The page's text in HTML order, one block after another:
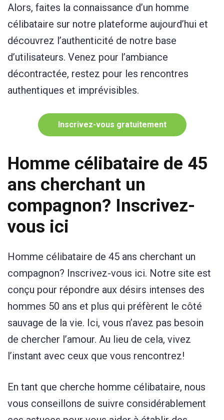
Alors, faites la connaissance d’un homme
célibataire sur notre plateforme aujourd’hui et
découvrez l’authenticité de notre base
d’utilisateurs. Venez pour l’ambiance
décontractée, restez pour les rencontres
authentiques et imprévisibles.
Inscrivez-vous gratuitement
Homme célibataire de 45
ans cherchant un
compagnon? Inscrivez-
vous ici
Homme célibataire de 45 ans cherchant un
compagnon? Inscrivez-vous ici. Notre site est
conçu pour répondre aux désirs intenses des
hommes 50 ans et plus qui préfèrent le côté
sauvage de la vie. Ici, vous n’avez pas besoin
de chercher l’amour. Au lieu de cela, vivez
l’instant avec ceux que vous rencontrez!
En tant que cherche homme célibataire, nous
vous conseillons de suivre considérablement